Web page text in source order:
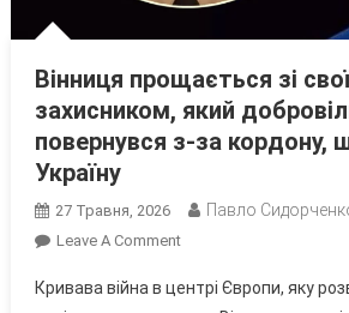
Вінниця прощається зі
захисником, який
повернувся з-за кордону,
Україну
27 Травня, 2026 Павло
Leave A CommentOn
Прощається
Кривава війна в центрі Європи, яку